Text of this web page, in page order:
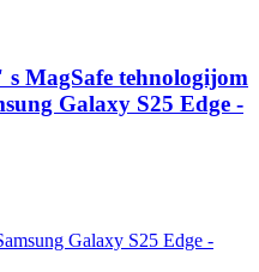
MagSafe tehnologijom
Galaxy S25 Edge -